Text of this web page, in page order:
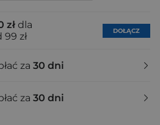
zł dla
zł
DOŁĄCZ
za 30 dni
za 30 dni